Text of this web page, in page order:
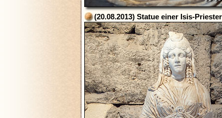
(20.08.2013) Statue einer Isis-